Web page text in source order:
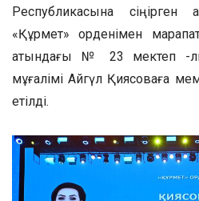
Республикасына
«Құрмет» орденімен
атындағы № 23 мектеп -
мұғалімі Айгүл Қиясоваға
етілді.